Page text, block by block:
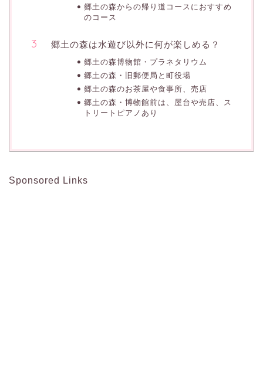
郷土の森からの帰り道コースにおすすめ
のコース
郷土の森は水遊び以外に何が楽しめる？
郷土の森博物館・プラネタリウム
郷土の森・旧郵便局と町役場
郷土の森のお茶屋や食事所、売店
郷土の森・博物館前は、屋台や売店、ス
トリートピアノあり
Sponsored Links